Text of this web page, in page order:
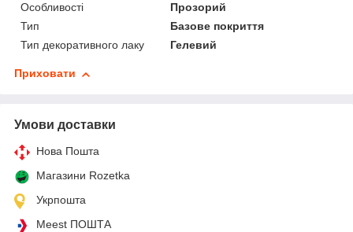
Особливості
Прозорий
Тип
Базове покриття
Тип декоративного лаку
Гелевий
Приховати
Умови доставки
Нова Пошта
Магазини Rozetka
Укрпошта
Meest ПОШТА